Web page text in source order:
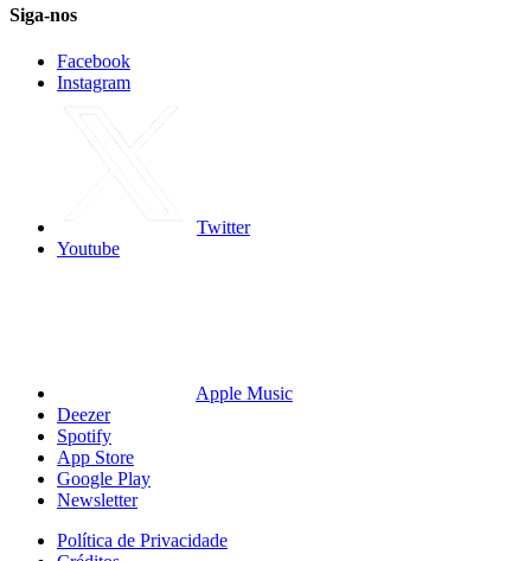
Siga-nos
Facebook
Instagram
Twitter
Youtube
Apple Music
Deezer
Spotify
App Store
Google Play
Newsletter
Política de Privacidade